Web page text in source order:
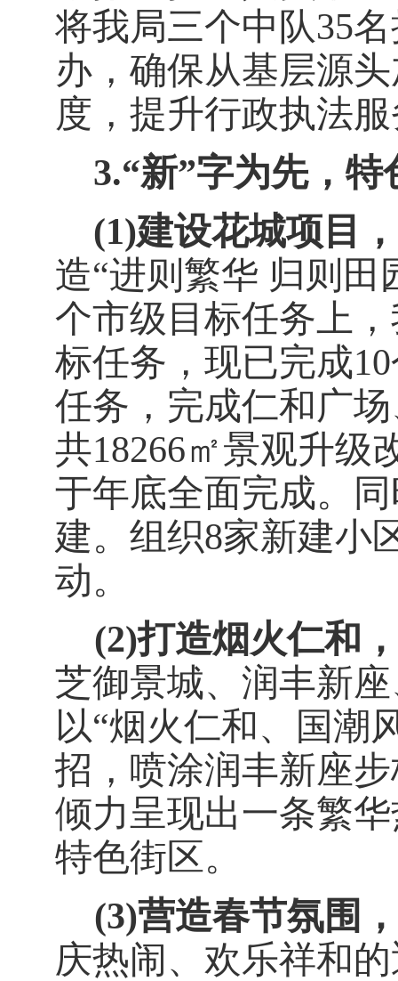
将我局三个中队35
办，确保从基层源
度，提升行政执法
3.“新”字为先，
(1)建设花城项目
造“进则繁华 归则田
个市级目标任务上
标任务，现已完成10
任务，完成仁和广
共18266㎡景观升级
于年底全面完成。
建。组织8家新建小
动。
(2)打造烟火仁和
芝御景城、润丰新
以“烟火仁和、国潮
招，喷涂润丰新座
倾力呈现出一条繁
特色街区。
(3)营造春节氛围
庆热闹、欢乐祥和